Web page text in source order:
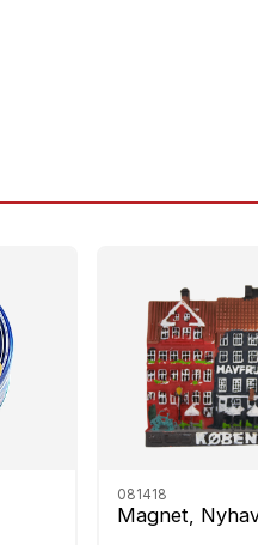
081418
Magnet,